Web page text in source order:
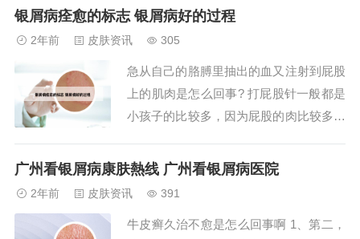
致。这些真菌在适宜的环境条件下，如温
降低，容易使真菌入侵。身上会长体癣的
原因 真菌...
银屑病痊愈的标志 银屑病好的过程
2年前 皮肤资讯 305
急从自己的胳膊里抽出的血又注射到屁股
上的肌肉是怎么回事? 打屁股针一般都是
小孩子的比较多，因为屁股的肉比较多，
的的手臂肌肉没有长好，针打在屁股上会
后，由张绍恩从两名患回归热病症的人身
广州看银屑病康肤熱线 广州看银屑病医院
2年前 皮肤资讯 391
牛皮癣久治不愈是怎么回事啊 1、第二，